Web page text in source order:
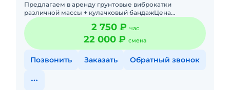
Предлагаем в аренду грунтовые виброкатки
различной массы + кулачковый бандажЦена
договорная, гибкая система скидок.Подача в день
заказа. Пакет отчетных документ
2 750 ₽ час
22 000 ₽ смена
Позвонить Заказать Обратный звонок